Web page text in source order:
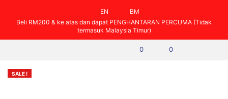
EN
BM
Beli RM200 & ke atas dan dapat PENGHANTARAN PERCUMA (Tidak
termasuk Malaysia Timur)
0 0
SALE !